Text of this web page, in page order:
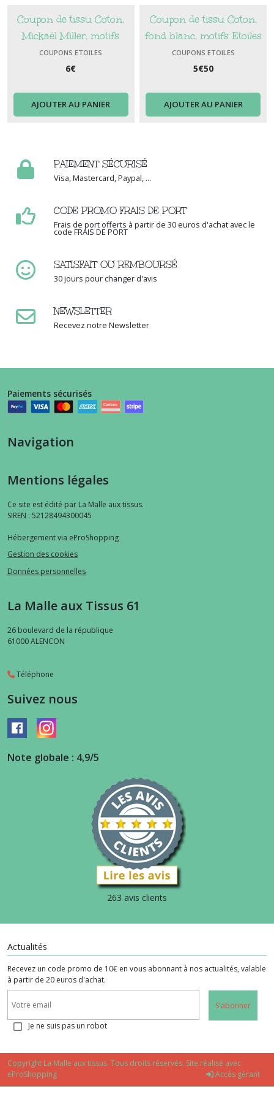
Coupon de tissu Coton,
Mickaël Miller, motifs
camion pickup et Etoiles,
couleurs bleu, blanc et
COUPONS ETOILES
6€
AJOUTER AU PANIER
Coupon de tissu Coton,
fond blanc, motifs Etoiles
COUPONS ETOILES
5€50
AJOUTER AU PANIER
PAIEMENT SÉCURISÉ
Visa, Mastercard, Paypal, ...
CODE PROMO FRAIS DE PORT
Frais de port offerts à partir de 30 euros d'achat avec le
code FRAIS DE PORT
SATISFAIT OU REMBOURSÉ
30 jours pour changer d'avis
NEWSLETTER
Recevez notre Newsletter
Paiements sécurisés
Navigation
Mentions légales
Ce site est édité par La Malle aux tissus.
SIREN : 52128494300045
Hébergement via eProShopping
Gestion des cookies
Données personnelles
La Malle aux Tissus 61
26 boulevard de la république
61000ALENCON
Téléphone
Suivez nous
Note globale : 4,9/5
263 avis clients
Actualités
Recevez un code promo de 10€ en vous abonnant à nos actualités, valable
à partir de 20 euros d'achat.
S'abonner
Je ne suis pas un robot
Copyright La Malle aux tissus. Tous droits réservés. Site réalisé avec
eProShopping
Accès gérant